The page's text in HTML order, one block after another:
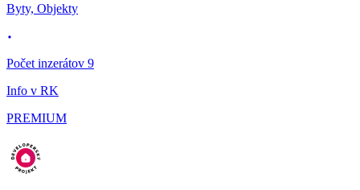
Byty, Objekty
Počet inzerátov 9
Info v RK
PREMIUM